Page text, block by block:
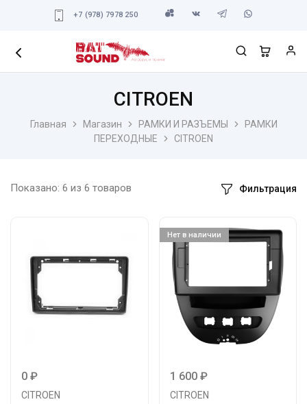
+7 (978) 7978 250
Главная Магазин РАМКИ И РАЗЪЕМЫ
РАМКИ
ПЕРЕХОДНЫЕ
CITROEN
CITROEN
Показано: 6 из 6 товаров Фильтрация
0 ₽
CITROEN
Нет в наличии
1 600 ₽
CITROEN